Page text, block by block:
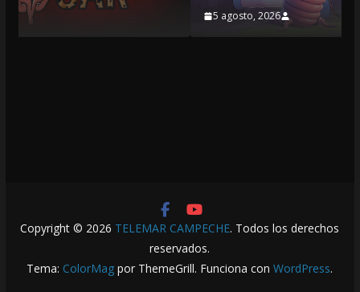
Copyright © 2026 TELEMAR CAMPECHE. Todos los derechos
reservados.
Tema: ColorMag por ThemeGrill. Funciona conWordPress.